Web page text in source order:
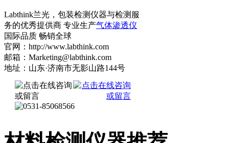
Labthink兰光，包装检测仪器与检测服
务的优秀提供商 专业生产气体渗透仪
国际品质 畅销全球
官网：http://www.labthink.com
邮箱：Marketing@labthink.com
地址：山东·济南市无影山路144号